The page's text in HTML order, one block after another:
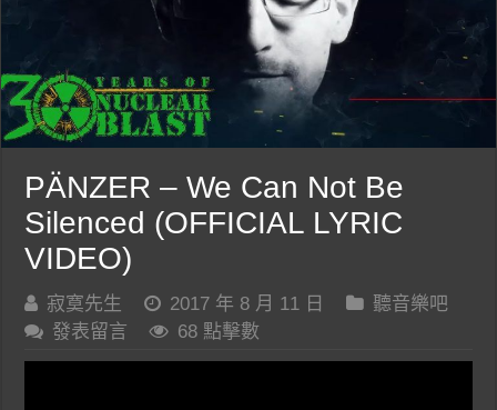
PÄNZER – We Can Not Be
Silenced (OFFICIAL LYRIC
VIDEO)
寂寞先生 2017 年 8 月 11 日
聽音樂吧
發表留言
68 點擊數